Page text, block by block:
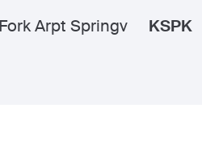
KSPK
Arpt Springv